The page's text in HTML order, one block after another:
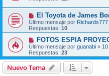
El Toyota de James
Último mensaje por Richards777
Respuestas: 10
FOTOS ESPIA
Último mensaje por guanabi «
Respuestas: 23
Nuevo Tema